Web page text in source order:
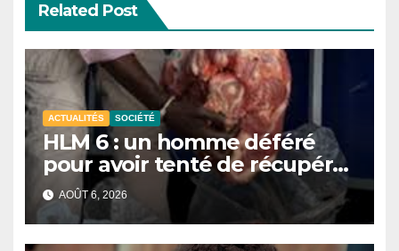
Related Post
ACTUALITÉS SOCIÉTÉ
HLM 6 : un homme déféré
pour avoir tenté de récupérer
et revendre de la viande
impropre à la consommation
AOÛT 6, 2026